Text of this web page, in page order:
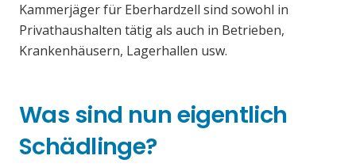
Kammerjäger für Eberhardzell sind sowohl in
Privathaushalten tätig als auch in Betrieben,
Krankenhäusern, Lagerhallen usw.
Was sind nun eigentlich
Schädlinge?